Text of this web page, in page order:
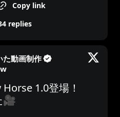
Copy link
replies
た動画制作
1.0登場！
🎥